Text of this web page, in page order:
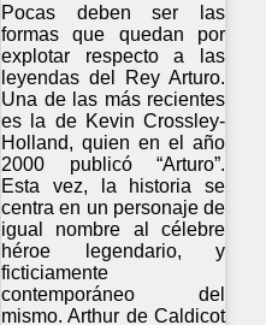
Pocas deben ser las
formas que quedan por
explotar respecto a las
leyendas del Rey Arturo.
Una de las más recientes
es la de Kevin Crossley-
Holland, quien en el año
2000 publicó “Arturo”.
Esta vez, la historia se
centra en un personaje de
igual nombre al célebre
héroe legendario, y
ficticiamente
contemporáneo del
mismo. Arthur de Caldicot